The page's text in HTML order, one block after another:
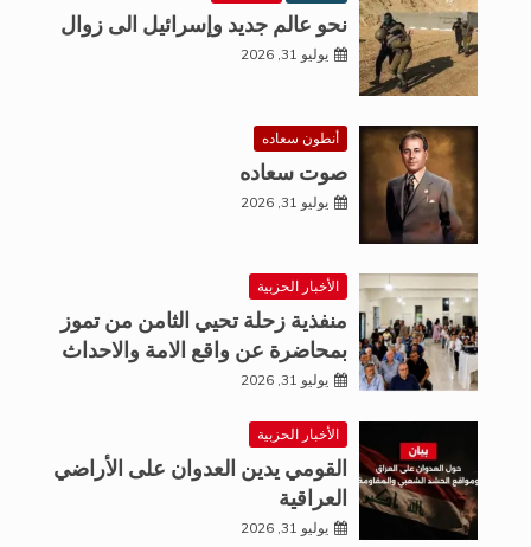
نحو عالم جديد وإسرائيل الى زوال
يوليو 31, 2026
أنطون سعاده
صوت سعاده
يوليو 31, 2026
الأخبار الحزبية
منفذية زحلة تحيي الثامن من تموز
بمحاضرة عن واقع الامة والاحداث
يوليو 31, 2026
الأخبار الحزبية
القومي يدين العدوان على الأراضي
العراقية
يوليو 31, 2026